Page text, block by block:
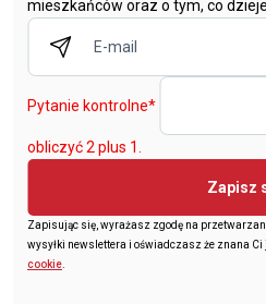
mieszkańców oraz o tym, co
Pytanie kontrolne*
obliczyć 2 plus 1.
Zapisz
Zapisując się, wyrażasz zgodę na
wysyłki newslettera i oświadczasz że znana Ci
cookie